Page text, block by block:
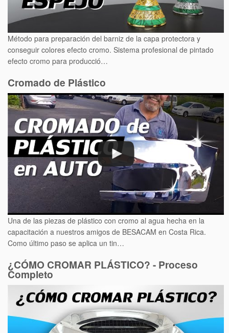
Método para preparación del barniz de la capa protectora y
conseguir colores efecto cromo. Sistema profesional de pintado
efecto cromo para producció…
Cromado de Plástico
Una de las piezas de plástico con cromo al agua hecha en la
capacitación a nuestros amigos de BESACAM en Costa Rica.
Como último paso se aplica un tin…
¿CÓMO CROMAR PLÁSTICO? - Proceso
Completo